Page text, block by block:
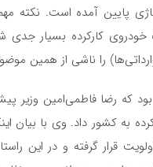
پایین آمده است. نکته
خودروی کارکرده بسیار جدی
را ناشی از همین
بود که رضا فاطمی‌امین وزیر
به کشور داد. وی با بیان
قرار گرفته و در این